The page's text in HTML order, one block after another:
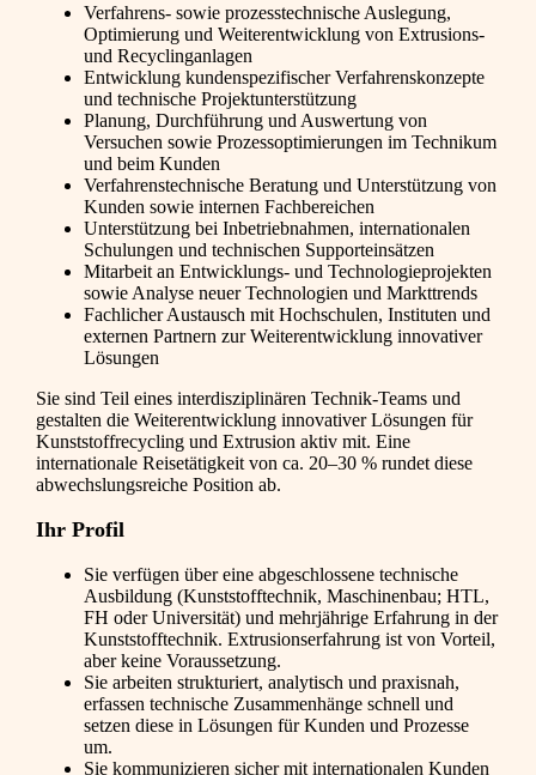
Verfahrens- sowie prozesstechnische Auslegung,
Optimierung und Weiterentwicklung von Extrusions-
und Recyclinganlagen
Entwicklung kundenspezifischer Verfahrenskonzepte
und technische Projektunterstützung
Planung, Durchführung und Auswertung von
Versuchen sowie Prozessoptimierungen im Technikum
und beim Kunden
Verfahrenstechnische Beratung und Unterstützung von
Kunden sowie internen Fachbereichen
Unterstützung bei Inbetriebnahmen, internationalen
Schulungen und technischen Supporteinsätzen
Mitarbeit an Entwicklungs- und Technologieprojekten
sowie Analyse neuer Technologien und Markttrends
Fachlicher Austausch mit Hochschulen, Instituten und
externen Partnern zur Weiterentwicklung innovativer
Lösungen
Sie sind Teil eines interdisziplinären Technik-Teams und
gestalten die Weiterentwicklung innovativer Lösungen für
Kunststoffrecycling und Extrusion aktiv mit. Eine
internationale Reisetätigkeit von ca. 20–30 % rundet diese
abwechslungsreiche Position ab.
Ihr Profil
Sie verfügen über eine abgeschlossene technische
Ausbildung (Kunststofftechnik, Maschinenbau; HTL,
FH oder Universität) und mehrjährige Erfahrung in der
Kunststofftechnik. Extrusionserfahrung ist von Vorteil,
aber keine Voraussetzung.
Sie arbeiten strukturiert, analytisch und praxisnah,
erfassen technische Zusammenhänge schnell und
setzen diese in Lösungen für Kunden und Prozesse
um.
Sie kommunizieren sicher mit internationalen Kunden